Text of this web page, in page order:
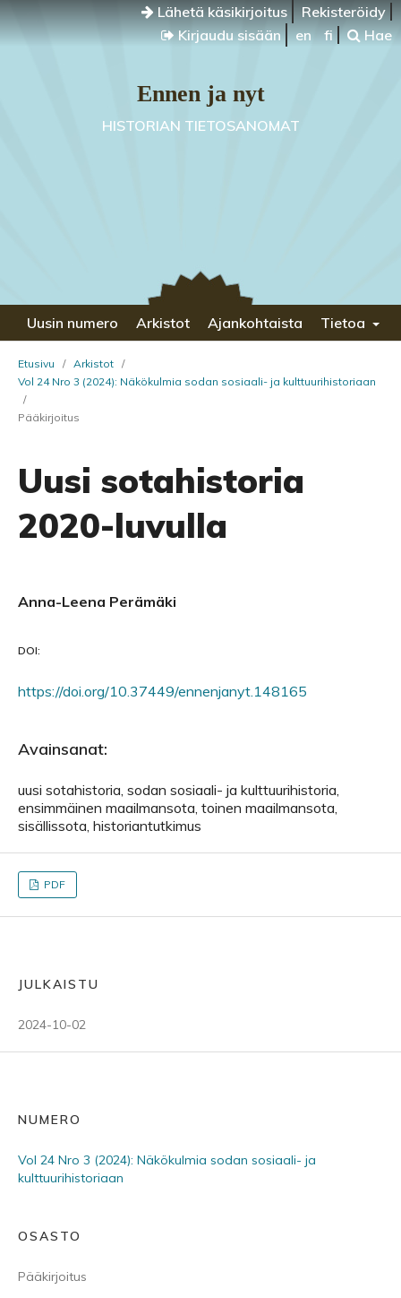
Lähetä käsikirjoitus
Rekisteröidy
Kirjaudu sisään
en fi Hae
Ennen ja nyt
HISTORIAN TIETOSANOMAT
Uusin numero Arkistot Ajankohtaista Tietoa
Etusivu / Arkistot /
Vol 24 Nro 3 (2024): Näkökulmia sodan sosiaali- ja kulttuurihistoriaan
/
Pääkirjoitus
Uusi sotahistoria
2020-luvulla
Anna-Leena Perämäki
DOI:
https://doi.org/10.37449/ennenjanyt.148165
Avainsanat:
uusi sotahistoria, sodan sosiaali- ja kulttuurihistoria,
ensimmäinen maailmansota, toinen maailmansota,
sisällissota, historiantutkimus
PDF
JULKAISTU
2024-10-02
NUMERO
Vol 24 Nro 3 (2024): Näkökulmia sodan sosiaali- ja
kulttuurihistoriaan
OSASTO
Pääkirjoitus